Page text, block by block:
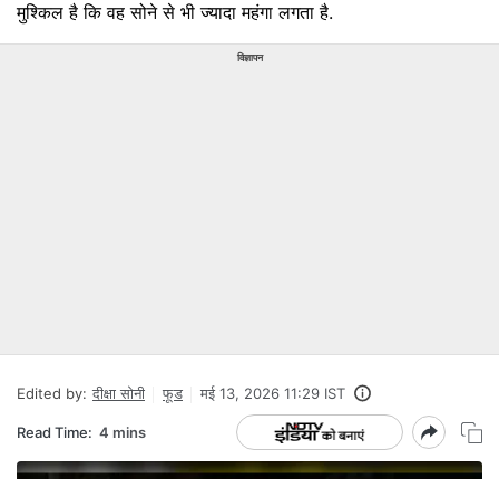
मुश्किल है कि वह सोने से भी ज्यादा महंगा लगता है.
विज्ञापन
Edited by: दीक्षा सोनी फूड मई 13, 2026 11:29 IST
Read Time: 4 mins